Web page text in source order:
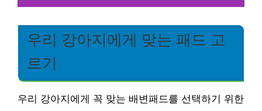
우리 강아지에게 맞는 패드 고
르기
우리 강아지에게 꼭 맞는 배변패드를 선택하기 위한